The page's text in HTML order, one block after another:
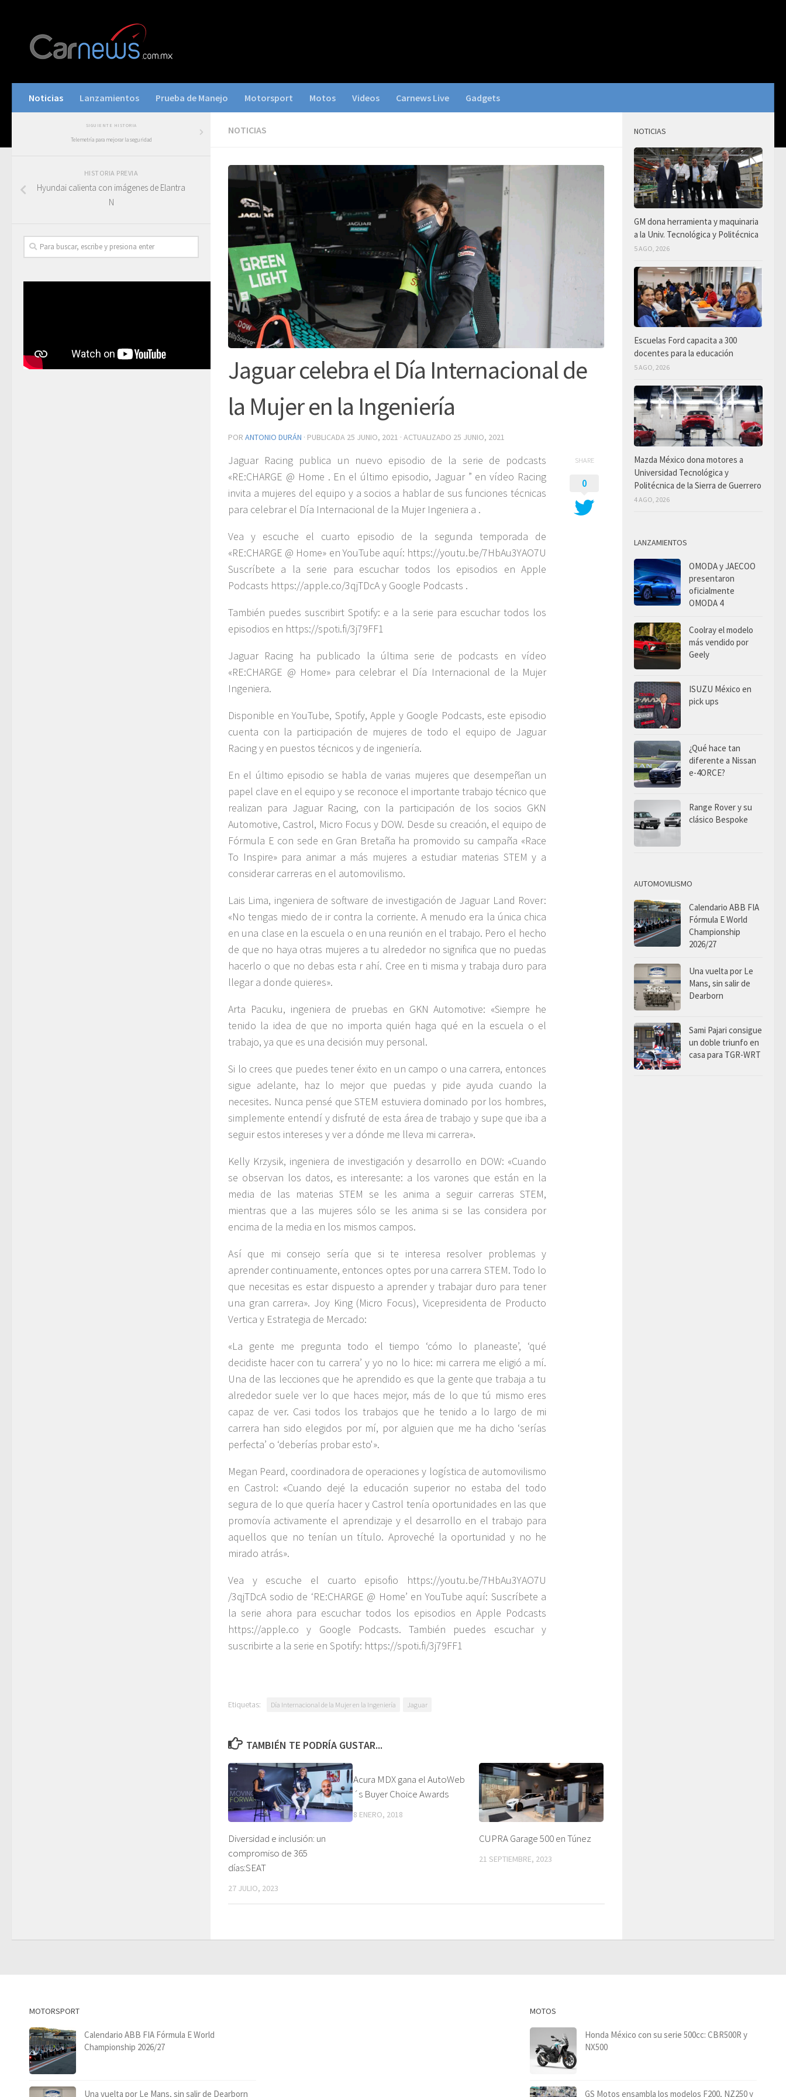
Noticias Lanzamientos Prueba de Manejo Motorsport Motos Videos Carnews Live Gadgets
NOTICIAS
Jaguar celebra el Día Internacional de
la Mujer en la Ingeniería
POR ANTONIO DURÁN · PUBLICADA 25 JUNIO, 2021 · ACTUALIZADO 25 JUNIO, 2021
Jaguar Racing publica un nuevo episodio de la serie de podcasts
«RE:CHARGE @ Home . En el último episodio, Jaguar ” en vídeo Racing
invita a mujeres del equipo y a socios a hablar de sus funciones técnicas
para celebrar el Día Internacional de la Mujer Ingeniera a .
Vea y escuche el cuarto episodio de la segunda temporada de
«RE:CHARGE @ Home» en YouTube aquí: https://youtu.be/7HbAu3YAO7U
Suscríbete a la serie para escuchar todos los episodios en Apple
Podcasts https://apple.co/3qjTDcA y Google Podcasts .
También puedes suscribirt Spotify: e a la serie para escuchar todos los
episodios en https://spoti.fi/3j79FF1
Jaguar Racing ha publicado la última serie de podcasts en vídeo
«RE:CHARGE @ Home» para celebrar el Día Internacional de la Mujer
Ingeniera.
Disponible en YouTube, Spotify, Apple y Google Podcasts, este episodio
cuenta con la participación de mujeres de todo el equipo de Jaguar
Racing y en puestos técnicos y de ingeniería.
En el último episodio se habla de varias mujeres que desempeñan un
papel clave en el equipo y se reconoce el importante trabajo técnico que
realizan para Jaguar Racing, con la participación de los socios GKN
Automotive, Castrol, Micro Focus y DOW. Desde su creación, el equipo de
Fórmula E con sede en Gran Bretaña ha promovido su campaña «Race
To Inspire» para animar a más mujeres a estudiar materias STEM y a
considerar carreras en el automovilismo.
Lais Lima, ingeniera de software de investigación de Jaguar Land Rover:
«No tengas miedo de ir contra la corriente. A menudo era la única chica
en una clase en la escuela o en una reunión en el trabajo. Pero el hecho
de que no haya otras mujeres a tu alrededor no significa que no puedas
hacerlo o que no debas esta r ahí. Cree en ti misma y trabaja duro para
llegar a donde quieres».
Arta Pacuku, ingeniera de pruebas en GKN Automotive: «Siempre he
tenido la idea de que no importa quién haga qué en la escuela o el
trabajo, ya que es una decisión muy personal.
Si lo crees que puedes tener éxito en un campo o una carrera, entonces
sigue adelante, haz lo mejor que puedas y pide ayuda cuando la
necesites. Nunca pensé que STEM estuviera dominado por los hombres,
simplemente entendí y disfruté de esta área de trabajo y supe que iba a
seguir estos intereses y ver a dónde me lleva mi carrera».
Kelly Krzysik, ingeniera de investigación y desarrollo en DOW: «Cuando
se observan los datos, es interesante: a los varones que están en la
media de las materias STEM se les anima a seguir carreras STEM,
mientras que a las mujeres sólo se les anima si se las considera por
encima de la media en los mismos campos.
Así que mi consejo sería que si te interesa resolver problemas y
aprender continuamente, entonces optes por una carrera STEM. Todo lo
que necesitas es estar dispuesto a aprender y trabajar duro para tener
una gran carrera». Joy King (Micro Focus), Vicepresidenta de Producto
Vertica y Estrategia de Mercado:
«La gente me pregunta todo el tiempo ‘cómo lo planeaste’, ‘qué
decidiste hacer con tu carrera’ y yo no lo hice: mi carrera me eligió a mí.
Una de las lecciones que he aprendido es que la gente que trabaja a tu
alrededor suele ver lo que haces mejor, más de lo que tú mismo eres
capaz de ver. Casi todos los trabajos que he tenido a lo largo de mi
carrera han sido elegidos por mí, por alguien que me ha dicho ‘serías
perfecta’ o ‘deberías probar esto'».
Megan Peard, coordinadora de operaciones y logística de automovilismo
en Castrol: «Cuando dejé la educación superior no estaba del todo
segura de lo que quería hacer y Castrol tenía oportunidades en las que
promovía activamente el aprendizaje y el desarrollo en el trabajo para
aquellos que no tenían un título. Aproveché la oportunidad y no he
mirado atrás».
Vea y escuche el cuarto episofio https://youtu.be/7HbAu3YAO7U
/3qjTDcA sodio de ‘RE:CHARGE @ Home’ en YouTube aquí: Suscríbete a
la serie ahora para escuchar todos los episodios en Apple Podcasts
https://apple.co y Google Podcasts. También puedes escuchar y
suscribirte a la serie en Spotify: https://spoti.fi/3j79FF1
SHARE
0
Etiquetas: Día Internacional de la Mujer en la Ingeniería Jaguar
TAMBIÉN TE PODRÍA GUSTAR...
Diversidad e inclusión: un
compromiso de 365
días:SEAT
27 JULIO, 2023
Acura MDX gana el AutoWeb
´s Buyer Choice Awards
8 ENERO, 2018
CUPRA Garage 500 en Túnez
21 SEPTIEMBRE, 2023
SIGUIENTE HISTORIA
Telemetría para mejorar la seguridad
HISTORIA PREVIA
Hyundai calienta con imágenes de Elantra
N
NOTICIAS
GM dona herramienta y maquinaria
a la Univ. Tecnológica y Politécnica
5 AGO, 2026
Escuelas Ford capacita a 300
docentes para la educación
5 AGO, 2026
Mazda México dona motores a
Universidad Tecnológica y
Politécnica de la Sierra de Guerrero
4 AGO, 2026
LANZAMIENTOS
OMODA y JAECOO
presentaron
oficialmente
OMODA 4
Coolray el modelo
más vendido por
Geely
ISUZU México en
pick ups
¿Qué hace tan
diferente a Nissan
e-4ORCE?
Range Rover y su
clásico Bespoke
AUTOMOVILISMO
Calendario ABB FIA
Fórmula E World
Championship
2026/27
Una vuelta por Le
Mans, sin salir de
Dearborn
Sami Pajari consigue
un doble triunfo en
casa para TGR-WRT
MOTORSPORT
Calendario ABB FIA Fórmula E World
Championship 2026/27
Una vuelta por Le Mans, sin salir de Dearborn
MOTOS
Honda México con su serie 500cc: CBR500R y
NX500
GS Motos ensambla los modelos F200, NZ250 y